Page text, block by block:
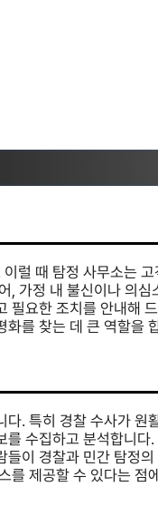
럴 때 탐정 사무소는
, 가정 내 불신이나 의심
필요한 조치를 안내해
화를 찾는 데 큰 역할을
. 특히 경찰 수사가 원
수집하고 분석합니다.
이 경찰과 민간 탐정의
를 제공할 수 있다는 점